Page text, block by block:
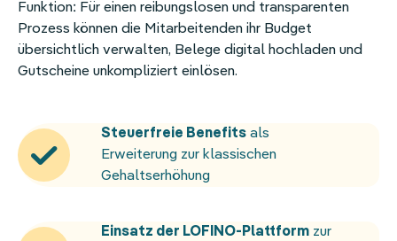
Funktion: Für einen reibungslosen und transparenten
Prozess können die Mitarbeitenden ihr Budget
übersichtlich verwalten, Belege digital hochladen und
Gutscheine unkompliziert einlösen.
Steuerfreie Benefitsals
Erweiterung zur klassischen
Gehaltserhöhung
Einsatz der LOFINO-Plattformzur